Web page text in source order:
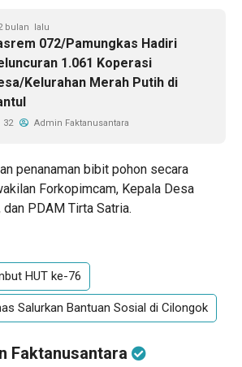
bulan lalu
072/Pamungkas Hadiri
1.061 Koperasi
Kelurahan Merah Putih di
32 Admin Faktanusantara
penanaman bibit pohon secara
Forkopimcam, Kepala Desa
PDAM Tirta Satria.
HUT ke-76
Salurkan Bantuan Sosial di Cilongok
Faktanusantara